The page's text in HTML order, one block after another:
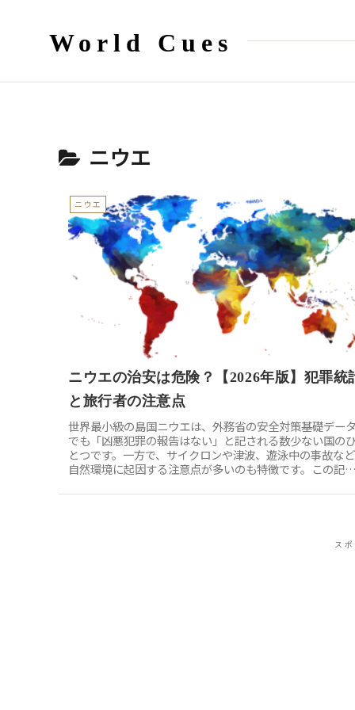
World Cues
ニウエ
ニウエ
ニウエの治安は危険？【2026年版】犯罪統
と旅行者の注意点
世界最小級の島国ニウエは、外務省の安全対策基礎データ
でも「凶悪犯罪の報告はない」と記される数少ない国のひ
とつです。一方で、サイクロンや津波、遊泳中の事故など
自然環境に起因する注意点が多いのも特徴です。この記事
ス